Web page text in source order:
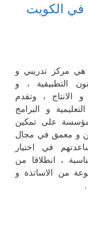
في الكويت
هي مركز تدريبي و
التطبيقية ، و
الانتاج ، وتقدم
و البرامج
على تمكين
و معمق في مجال
في اختيار
، انطلاقا من
من الاساتذة و